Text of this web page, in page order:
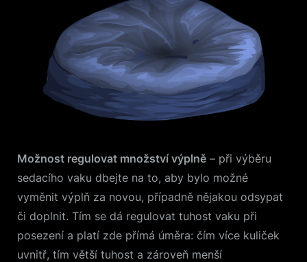
Možnost regulovat množství výplně – při výběru
sedacího vaku dbejte na to, aby bylo možné
vyměnit výplň za novou, případně nějakou odsypat
či doplnit. Tím se dá regulovat tuhost vaku při
posezení a platí zde přímá úměra: čím více kuliček
uvnitř, tím větší tuhost a zároveň menší